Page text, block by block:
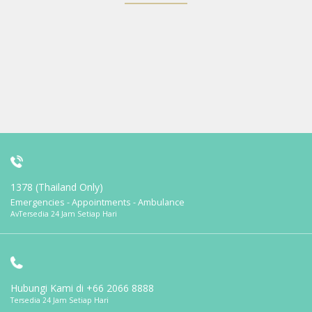
1378 (Thailand Only)
Emergencies - Appointments - Ambulance
AvTersedia 24 Jam Setiap Hari
Hubungi Kami di +66 2066 8888
Tersedia 24 Jam Setiap Hari